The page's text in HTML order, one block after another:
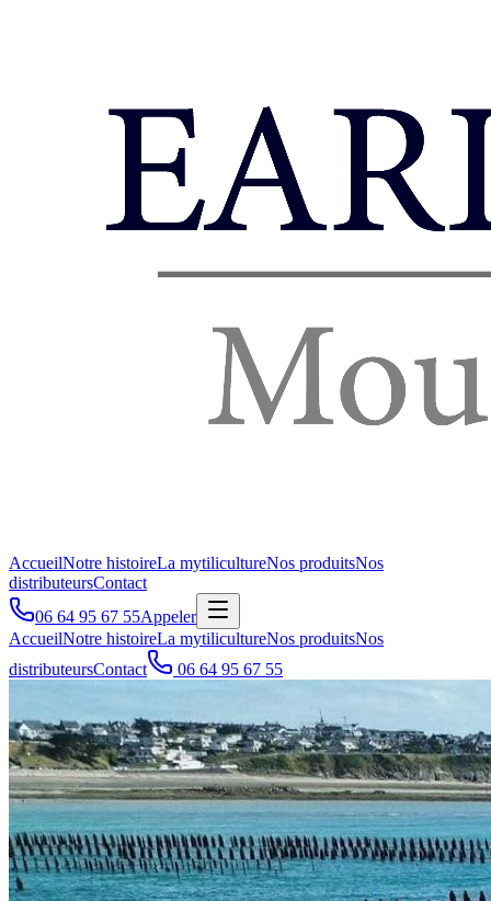
AccueilNotre histoireLa mytilicultureNos produitsNos
distributeursContact
06 64 95 67 55Appeler
AccueilNotre histoireLa mytilicultureNos produitsNos
distributeursContact 06 64 95 67 55